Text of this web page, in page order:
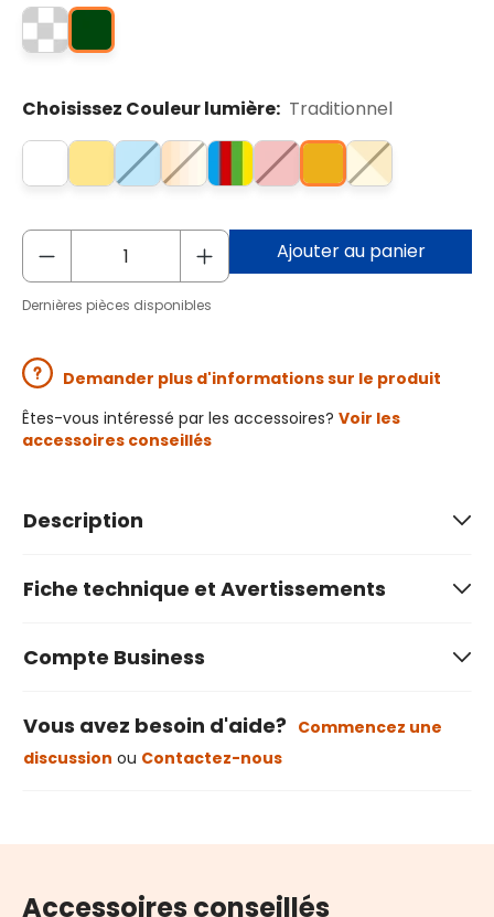
Choisissez Couleur lumière: Traditionnel
Ajouter au panier
Dernières pièces disponibles
Demander plus d'informations sur le produit
Êtes-vous intéressé par les accessoires? Voir les
accessoires conseillés
Description
Fiche technique et Avertissements
Compte Business
Vous avez besoin d'aide? Commencez une
discussion ou Contactez-nous
Accessoires conseillés